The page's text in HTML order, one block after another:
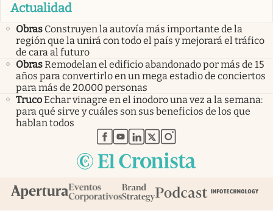
Actualidad
Obras Construyen la autovía más importante de la
región que la unirá con todo el país y mejorará el tráfico
de cara al futuro
ObrasRemodelan el edificio abandonado por más de 15
años para convertirlo en un mega estadio de conciertos
para más de 20.000 personas
TrucoEchar vinagre en el inodoro una vez a la semana:
para qué sirve y cuáles son sus beneficios de los que
hablan todos
abre en nueva pestaña
abre en nueva pestaña
abre en nueva pestaña
abre en nueva pestaña
abre en nueva pestaña